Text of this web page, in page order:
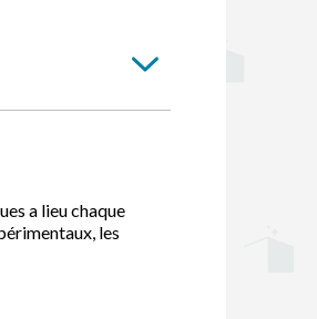
a lieu chaque
les